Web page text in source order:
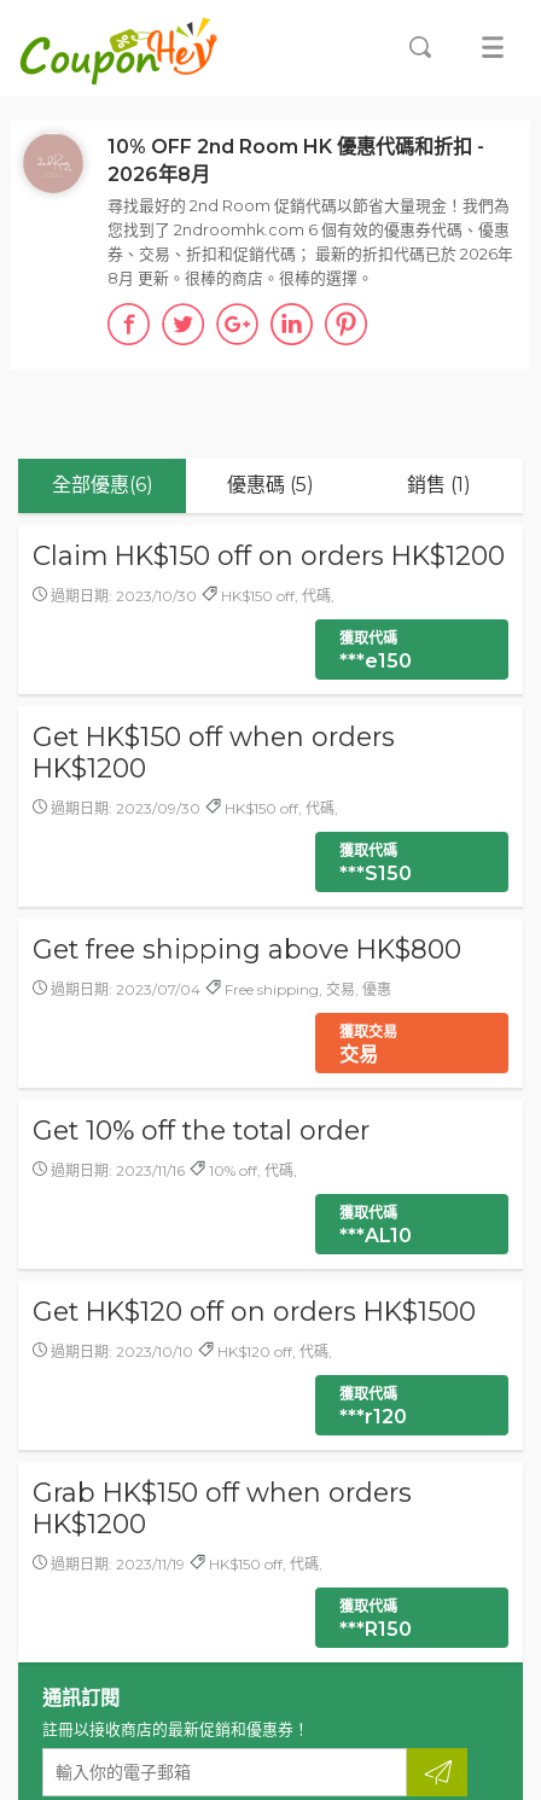
全部優惠(6) 優惠碼 (5) 銷售 (1)
Claim HK$150 off on orders HK$1200
過期日期: 2023/10/30 HK$150 off, 代碼,
獲取代碼
***e150
Get HK$150 off when orders
HK$1200
過期日期: 2023/09/30 HK$150 off, 代碼,
獲取代碼
***S150
Get free shipping above HK$800
過期日期: 2023/07/04 Free shipping, 交易, 優惠
獲取交易
交易
Get 10% off the total order
過期日期: 2023/11/16 10% off, 代碼,
獲取代碼
***AL10
Get HK$120 off on orders HK$1500
過期日期: 2023/10/10 HK$120 off, 代碼,
獲取代碼
***r120
Grab HK$150 off when orders
HK$1200
過期日期: 2023/11/19 HK$150 off, 代碼,
獲取代碼
***R150
通訊訂閱
註冊以接收商店的最新促銷和優惠券！
10% OFF 2nd Room HK 優惠代碼和折扣 -
2026年8月
尋找最好的 2nd Room 促銷代碼以節省大量現金！我們為
您找到了 2ndroomhk.com 6 個有效的優惠券代碼、優惠
券、交易、折扣和促銷代碼； 最新的折扣代碼已於 2026年
8月 更新。很棒的商店。很棒的選擇。